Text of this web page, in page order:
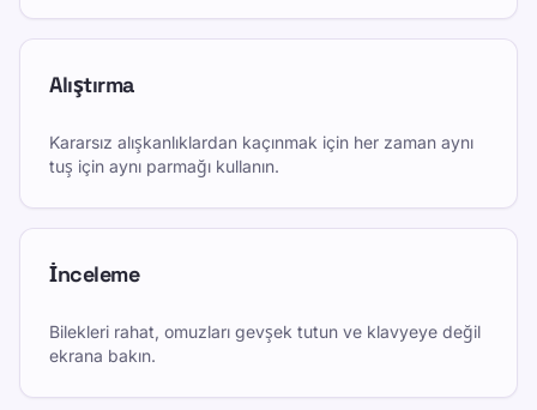
Alıştırma
Kararsız alışkanlıklardan kaçınmak için her zaman aynı
tuş için aynı parmağı kullanın.
İnceleme
Bilekleri rahat, omuzları gevşek tutun ve klavyeye değil
ekrana bakın.